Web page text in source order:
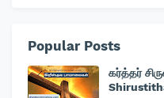
Popular Posts
கர்த்தர்